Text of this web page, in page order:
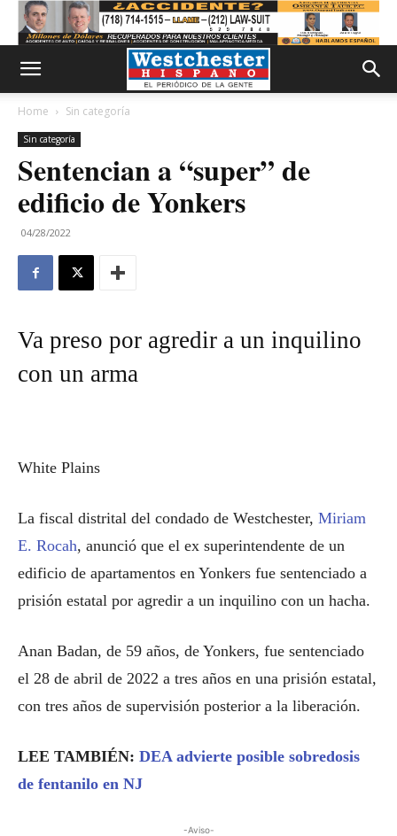
Home Sin categoría
Sin categoría
Sentencian a “super” de
edificio de Yonkers
04/28/2022
Va preso por agredir a un inquilino
con un arma
White Plains
La fiscal distrital del condado de Westchester, Miriam
E. Rocah, anunció que el ex superintendente de un
edificio de apartamentos en Yonkers fue sentenciado a
prisión estatal por agredir a un inquilino con un hacha.
Anan Badan, de 59 años, de Yonkers, fue sentenciado
el 28 de abril de 2022 a tres años en una prisión estatal,
con tres años de supervisión posterior a la liberación.
LEE TAMBIÉN: DEA advierte posible sobredosis
de fentanilo en NJ
-Aviso-